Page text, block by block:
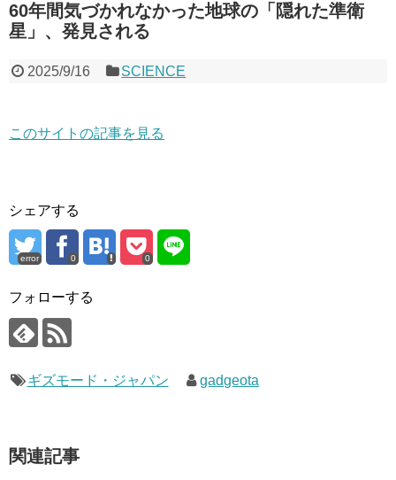
60年間気づかれなかった地球の「隠れた準衛
星」、発見される
2025/9/16 SCIENCE
このサイトの記事を見る
シェアする
error 0 0
フォローする
ギズモード・ジャパン gadgeota
関連記事